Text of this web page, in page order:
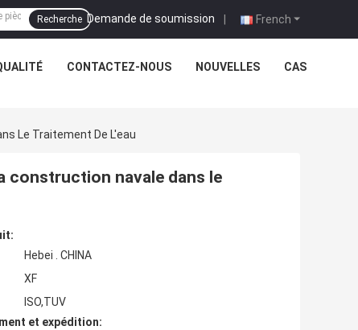
French
Demande de soumission |
Recherche
CONTACTEZ-NOUS NOUVELLES CAS
Le Traitement De L'eau
construction navale dans le
Hebei . CHINA
XF
ISO,TUV
et expédition: